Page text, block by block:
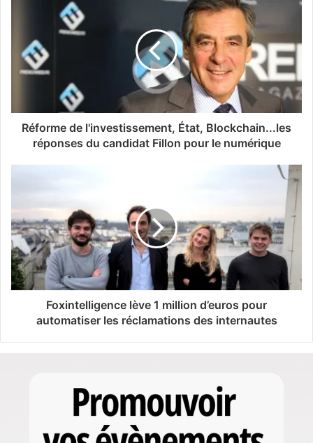
Réforme de l'investissement, État, Blockchain...les
réponses du candidat Fillon pour le numérique
Foxintelligence lève 1 million d’euros pour
automatiser les réclamations des internautes